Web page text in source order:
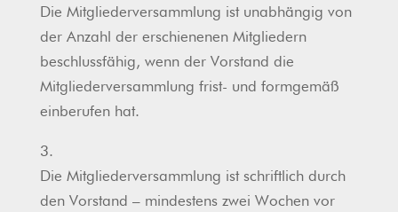
Die Mitgliederversammlung ist unabhängig von
der Anzahl der erschienenen Mitgliedern
beschlussfähig, wenn der Vorstand die
Mitgliederversammlung frist- und formgemäß
einberufen hat.
3.
Die Mitgliederversammlung ist schriftlich durch
den Vorstand – mindestens zwei Wochen vor